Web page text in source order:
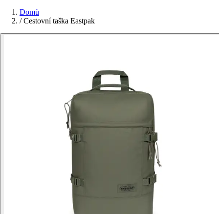
Domů
/ Cestovní taška Eastpak